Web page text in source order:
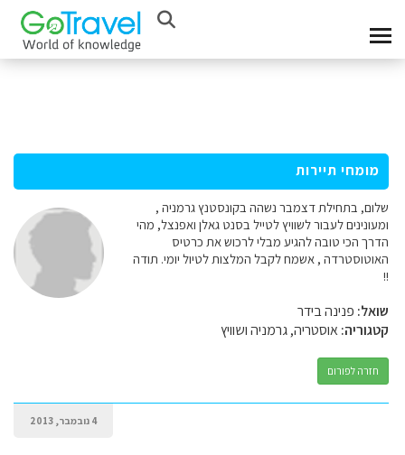
מומחי תיירות
שלום, בתחילת דצמבר נשהה בקונסטנץ גרמניה ,
ומעונינים לעבור לשוויץ לטייל בסנט גאלן ואפנצל, מהי
הדרך הכי טובה להגיע מבלי לרכוש את כרטיס
האוטוסטרדה , אשמח לקבל המלצות לטיול יומי. תודה
!!
שואל: פנינה בידר
קטגוריה:אוסטריה, גרמניה ושוויץ
חזרה לפורום
4 נובמבר, 2013